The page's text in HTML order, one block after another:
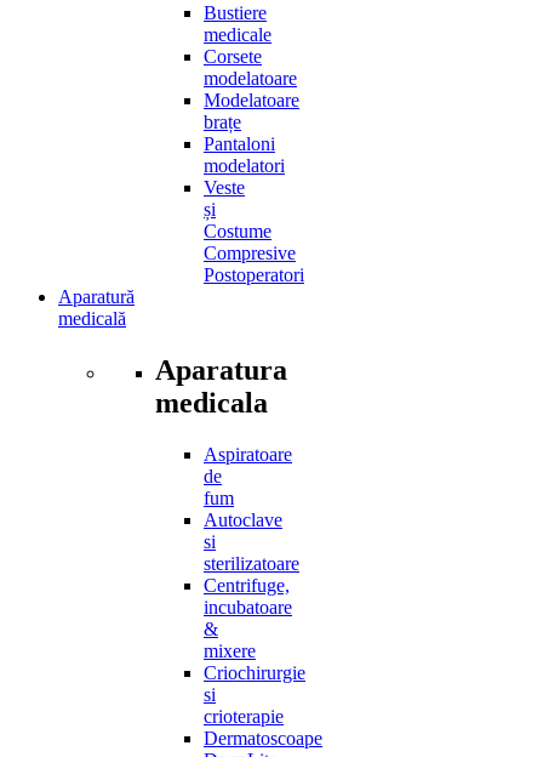
Bustiere
medicale
Corsete
modelatoare
Modelatoare
brațe
Pantaloni
modelatori
Veste
și
Costume
Compresive
Postoperatori
Aparatură
medicală
Aparatura
medicala
Aspiratoare
de
fum
Autoclave
si
sterilizatoare
Centrifuge,
incubatoare
&
mixere
Criochirurgie
si
crioterapie
Dermatoscoape